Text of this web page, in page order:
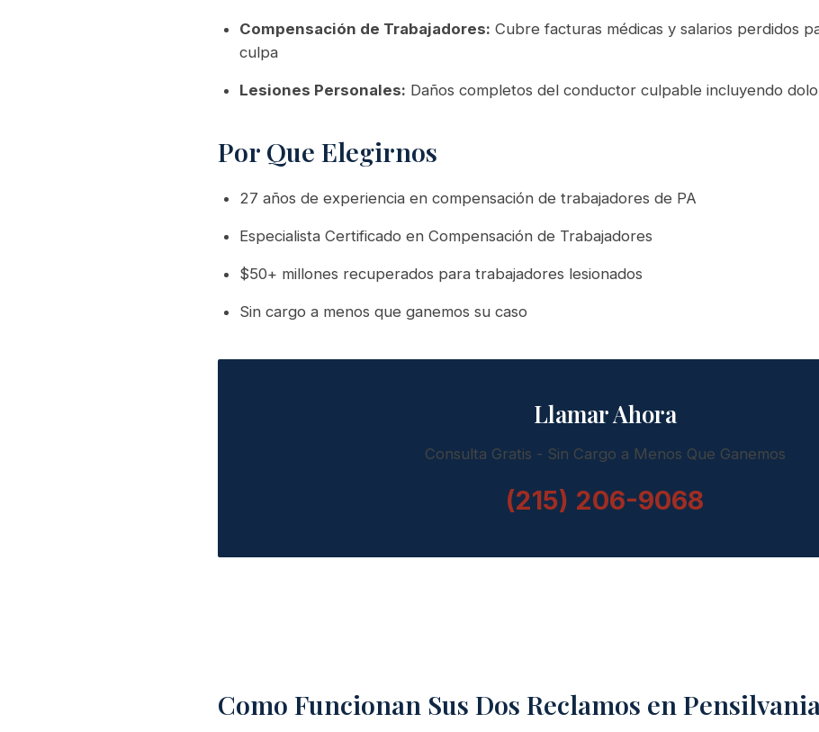
Compensación de Trabajadores: Cubre facturas médicas y salarios perdidos
culpa
Lesiones Personales: Daños completos del conductor culpable incluyendo
Por Que Elegirnos
27 años de experiencia en compensación de trabajadores de PA
Especialista Certificado en Compensación de Trabajadores
$50+ millones recuperados para trabajadores lesionados
Sin cargo a menos que ganemos su caso
Llamar Ahora
Consulta Gratis - Sin Cargo a Menos Que Ganemos
(215) 206-9068
Como Funcionan Sus Dos Reclamos en